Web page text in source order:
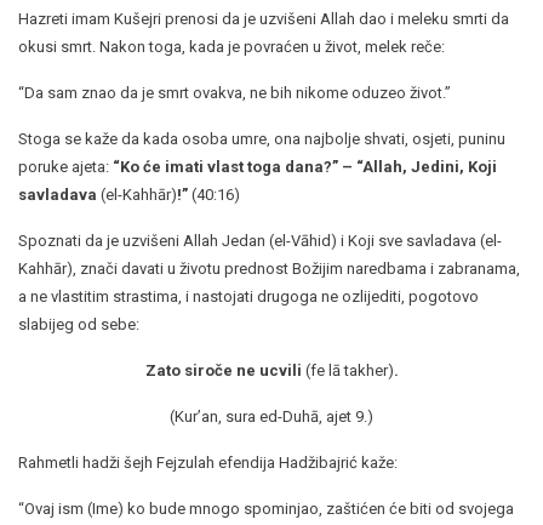
Hazreti imam Kušejri prenosi da je uzvišeni Allah dao i meleku smrti da
okusi smrt. Nakon toga, kada je povraćen u život, melek reče:
“Da sam znao da je smrt ovakva, ne bih nikome oduzeo život.”
Stoga se kaže da kada osoba umre, ona najbolje shvati, osjeti, puninu
poruke ajeta: “Ko će imati vlast toga dana?” – “Allah, Jedini, Koji
savladava (el-Kahhār)!” (40:16)
Spoznati da je uzvišeni Allah Jedan (el-Vāhid) i Koji sve savladava (el-
Kahhār), znači davati u životu prednost Božijim naredbama i zabranama,
a ne vlastitim strastima, i nastojati drugoga ne ozlijediti, pogotovo
slabijeg od sebe:
Zato siroče ne ucvili (fe lā takher).
(Kur’an, sura ed-Duhā, ajet 9.)
Rahmetli hadži šejh Fejzulah efendija Hadžibajrić kaže:
“Ovaj ism (Ime) ko bude mnogo spominjao, zaštićen će biti od svojega